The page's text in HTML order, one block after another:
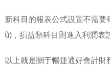
新科目的報表公式設置不需要
ù)，損益類科目則進入利潤表
以上就是關于暢捷通好會計